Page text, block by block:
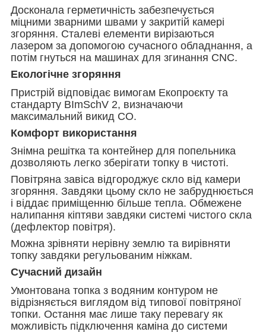
Досконала герметичність забезпечується
міцними зварними швами у закритій камері
згоряння. Сталеві елементи вирізаються
лазером за допомогою сучасного обладнання, а
потім гнуться на машинах для згинання CNC.
Екологічне згоряння
Пристрій відповідає вимогам Екопроєкту та
стандарту BImSchV 2, визначаючи
максимальний викид CO.
Комфорт використання
Знімна решітка та контейнер для попельника
дозволяють легко зберігати топку в чистоті.
Повітряна завіса відгороджує скло від камери
згоряння. Завдяки цьому скло не забруднюється
і віддає приміщенню більше тепла. Обмежене
налипання кіптяви завдяки системі чистого скла
(дефлектор повітря).
Можна зрівняти нерівну землю та вирівняти
топку завдяки регульованим ніжкам.
Сучасний дизайн
Умонтована топка з водяним контуром не
відрізняється виглядом від типової повітряної
топки. Остання має лише таку перевагу як
можливість підключення каміна до системи